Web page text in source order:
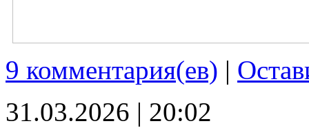
9 комментария(ев) |
31.03.2026 | 20:02